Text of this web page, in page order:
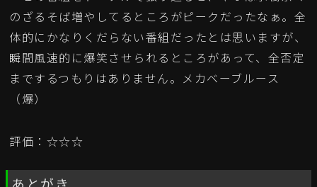
のざるそば増やしてるところがピークだったなぁ。全
体的にかなりくだらない番組だったとは思いますが、
瞬間風速的に爆笑させられるところがあって、全否定
までするつもりはありません。メカベーブルース
（爆）
評価：☆☆☆